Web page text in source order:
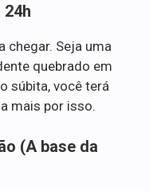
24h
chegar. Seja uma
quebrado em
súbita, você terá
mais por isso.
(A base da